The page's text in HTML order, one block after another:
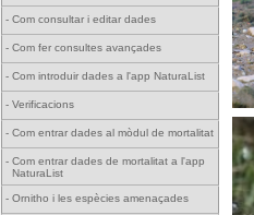
- Com consultar i editar dades
- Com fer consultes avançades
- Com introduir dades a l'app NaturaList
- Verificacions
- Com entrar dades al mòdul de mortalitat
- Com entrar dades de mortalitat a l'app
NaturaList
- Ornitho i les espècies amenaçades